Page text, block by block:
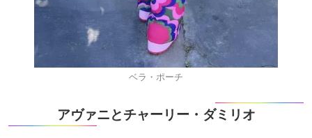
ベラ・ポーチ
アヴァニとチャーリー・ダミリオ